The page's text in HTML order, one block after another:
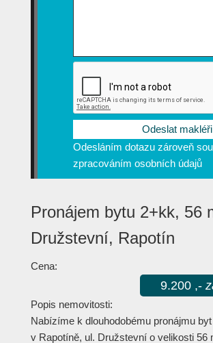
Odesláním dotazu zároveň
zpracováním osobních údajů
Pronájem bytu 2+kk, 56
Družstevní, Rapotín
Cena:
9.200 ,-
Popis nemovitosti:
Nabízíme k dlouhodobému pronájmu
v Rapotíně, ul. Družstevní o velikosti 56